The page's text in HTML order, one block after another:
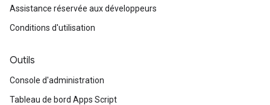
Assistance réservée aux développeurs
Conditions d'utilisation
Outils
Console d'administration
Tableau de bord Apps Script